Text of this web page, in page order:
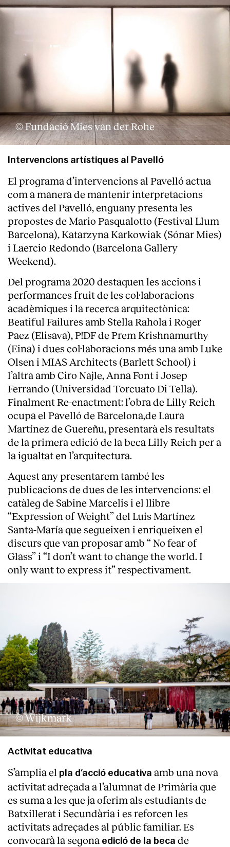
About
© Fundació Mies van der Rohe
Intervencions artístiques al Pavelló
El programa d’intervencions al Pavelló actua
com a manera de mantenir interpretacions
actives del Pavelló, enguany presenta les
propostes de Mario Pasqualotto (Festival Llum
Barcelona), Katarzyna Karkowiak (Sónar Mies)
i Laercio Redondo (Barcelona Gallery
Weekend).
Del programa 2020 destaquen les accions i
performances fruit de les col·laboracions
acadèmiques i la recerca arquitectònica:
Beatiful Failures amb Stella Rahola i Roger
Paez (Elisava), P!DF de Prem Krishnamurthy
(Eina) i dues col·laboracions més una amb Luke
Olsen i MIAS Architects (Barlett School) i
l’altra amb Ciro Najle, Anna Font i Josep
Ferrando (Universidad Torcuato Di Tella).
Finalment Re-enactment: l’obra de Lilly Reich
ocupa el Pavelló de Barcelona,de Laura
Martínez de Guereñu, presentarà els resultats
de la primera edició de la beca Lilly Reich per a
la igualtat en l’arquitectura.
Aquest any presentarem també les
publicacions de dues de les intervencions: el
catàleg de Sabine Marcelis i el llibre
“Expression of Weight” del Luis Martínez
Santa-María que segueixen i enriqueixen el
discurs que van proposar amb “ No fear of
Glass” i “I don’t want to change the world. I
only want to express it” respectivament.
© Wijkmark
Activitat educativa
S’amplia el pla d’acció educativa amb una nova
activitat adreçada a l’alumnat de Primària que
es suma a les que ja oferim als estudiants de
Batxillerat i Secundària i es reforcen les
activitats adreçades al públic familiar. Es
convocarà la segona edició de la beca de